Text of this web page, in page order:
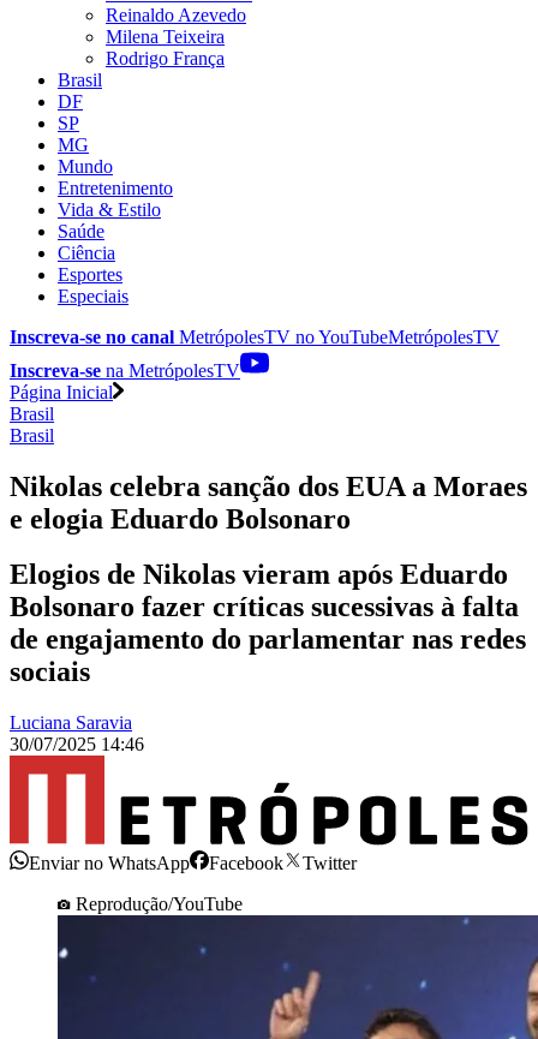
Reinaldo Azevedo
Milena Teixeira
Rodrigo França
Brasil
DF
SP
MG
Mundo
Entretenimento
Vida & Estilo
Saúde
Ciência
Esportes
Especiais
Inscreva-se no canal MetrópolesTV noYouTubeMetrópolesTV
Inscreva-se na MetrópolesTV
Página Inicial
Brasil
Brasil
Nikolas celebra sanção dos EUA a Moraes
e elogia Eduardo Bolsonaro
Elogios de Nikolas vieram após Eduardo
Bolsonaro fazer críticas sucessivas à falta
de engajamento do parlamentar nas redes
sociais
Luciana Saravia
30/07/2025 14:46
Enviar no WhatsApp Facebook
Twitter
Reprodução/YouTube